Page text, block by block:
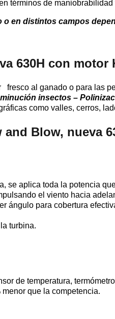
términos de
en distintos campos
630H con motor
fresco al ganado o para las
insectos –
como valles, cerros,
and Blow, nueva
se aplica toda la potencia
el viento hacia
para cobertura
turbina.
de temperatura,
que la competencia.